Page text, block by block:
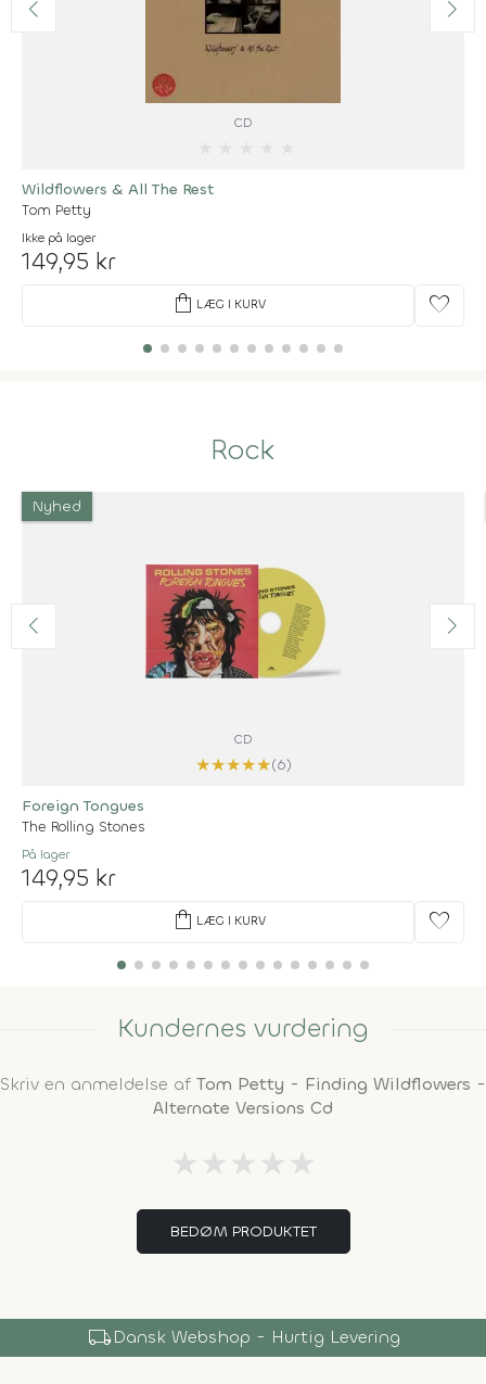
CD
Wildflowers & All The Rest
Tom Petty
Ikke på lager
149,95 kr
shopping_bag LÆG I KURV favorite
Rock
Nyhed
CD
★★★★★(6)
Foreign Tongues
The Rolling Stones
På lager
149,95 kr
shopping_bag LÆG I KURV favorite
Kundernes vurdering
Skriv en anmeldelse af Tom Petty - Finding Wildflowers -
Alternate Versions Cd
★ ★ ★ ★ ★
BEDØM PRODUKTET
local_shippingDansk Webshop - Hurtig Levering